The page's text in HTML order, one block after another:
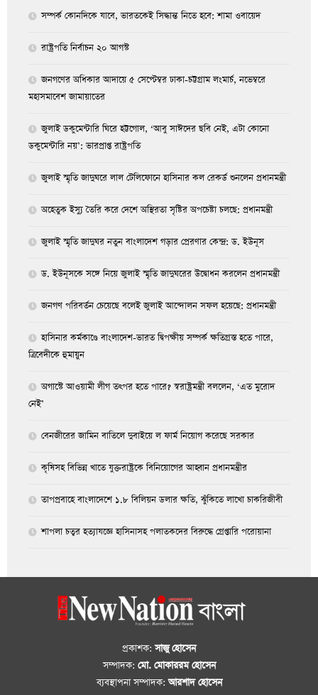
সম্পর্ক কোনদিকে যাবে, ভারতকেই সিদ্ধান্ত নিতে হবে: শামা ওবায়েদ
রাষ্ট্রপতি নির্বাচন ২০ আগস্ট
জনগণের অধিকার আদায়ে ৫ সেপ্টেম্বর ঢাকা-চট্টগ্রাম লংমার্চ, নভেম্বরে
মহাসমাবেশ জামায়াতের
জুলাই ডকুমেন্টারি ঘিরে হট্টগোল, ‘আবু সাঈদের ছবি নেই, এটা কোনো
ডকুমেন্টারি নয়’: ভারপ্রাপ্ত রাষ্ট্রপতি
জুলাই স্মৃতি জাদুঘরে লাল টেলিফোনে হাসিনার কল রেকর্ড শুনলেন প্রধানমন্ত্রী
অহেতুক ইস্যু তৈরি করে দেশে অস্থিরতা সৃষ্টির অপচেষ্টা চলছে: প্রধানমন্ত্রী
জুলাই স্মৃতি জাদুঘর নতুন বাংলাদেশ গড়ার প্রেরণার কেন্দ্র: ড. ইউনূস
ড. ইউনূসকে সঙ্গে নিয়ে জুলাই স্মৃতি জাদুঘরের উদ্বোধন করলেন প্রধানমন্ত্রী
জনগণ পরিবর্তন চেয়েছে বলেই জুলাই আন্দোলন সফল হয়েছে: প্রধানমন্ত্রী
হাসিনার কর্মকাণ্ডে বাংলাদেশ-ভারত দ্বিপক্ষীয় সম্পর্ক ক্ষতিগ্রস্ত হতে পারে,
ত্রিবেদীকে হুমায়ুন
অগাস্টে আওয়ামী লীগ তৎপর হতে পারে? স্বরাষ্ট্রমন্ত্রী বললেন, ‘এত মুরোদ
নেই’
বেনজীরের জামিন বাতিলে দুবাইয়ে ল ফার্ম নিয়োগ করেছে সরকার
কৃষিসহ বিভিন্ন খাতে যুক্তরাষ্ট্রকে বিনিয়োগের আহ্বান প্রধানমন্ত্রীর
তাপপ্রবাহে বাংলাদেশে ১.৮ বিলিয়ন ডলার ক্ষতি, ঝুঁকিতে লাখো চাকরিজীবী
শাপলা চত্বর হত্যাযজ্ঞে হাসিনাসহ পলাতকদের বিরুদ্ধে গ্রেপ্তারি পরোয়ানা
প্রকাশক:সাজু হোসেন
সম্পাদক: মো. মোকাররম হোসেন
ব্যবস্থাপনা সম্পাদক:আরশাদ হোসেন